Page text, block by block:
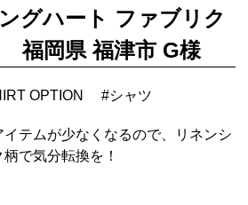
グハート ファブリク
福岡県 福津市 G様
OPTION #シャツ
テムが少なくなるので、リネンシ
で気分転換を！